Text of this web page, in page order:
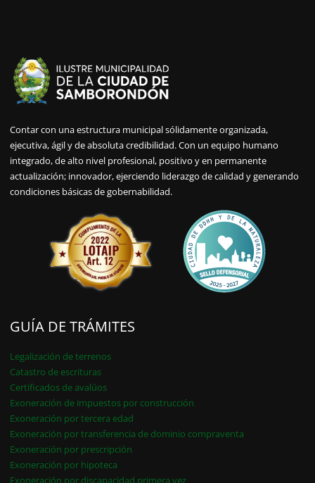
Contar con una estructura municipal sólidamente organizada,
ejecutiva, ágil y de absoluta credibilidad. Con un equipo humano
integrado, de alto nivel profesional, positivo y en permanente
actualización; innovador, ejerciendo liderazgo de calidad y generando
condiciones básicas de gobernabilidad.
GUÍA DE TRÁMITES
Legalización de terrenos
Catastro de escrituras
Certificados de avalúos
Exoneración de impuestos por construcción
Exoneración por tercera edad
Exoneración por transferencia de dominio compraventa
Exoneración por prescripción
Exoneración por hipoteca
Exoneración por discapacidad primera vez